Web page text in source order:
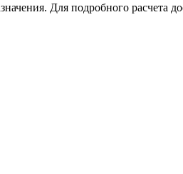
Для подробного расчета